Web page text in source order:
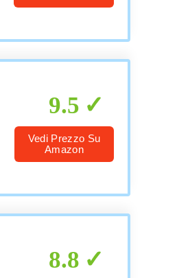
9.5
Vedi Prezzo Su
Amazon
8.8